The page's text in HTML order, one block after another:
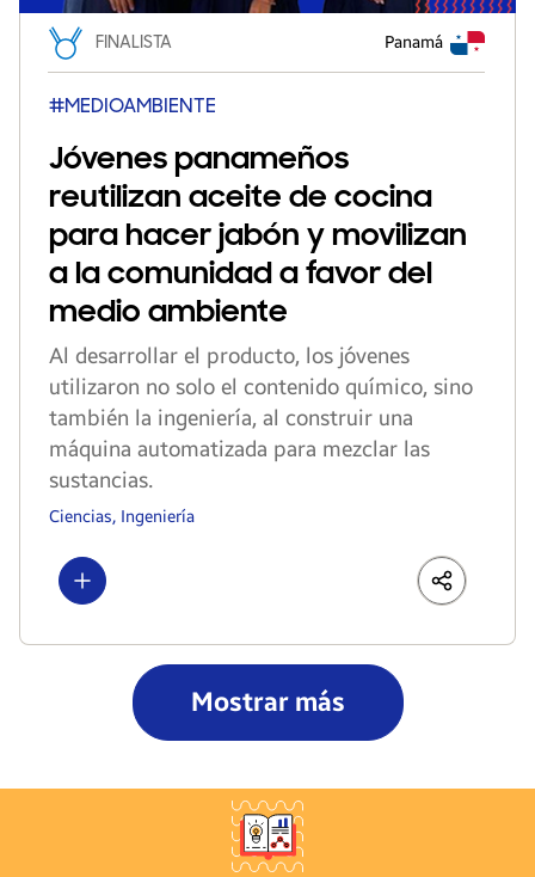
FINALISTA Panamá
#MEDIOAMBIENTE
Jóvenes panameños
reutilizan aceite de cocina
para hacer jabón y movilizan
a la comunidad a favor del
medio ambiente
Al desarrollar el producto, los jóvenes
utilizaron no solo el contenido químico, sino
también la ingeniería, al construir una
máquina automatizada para mezclar las
sustancias.
Ciencias, Ingeniería
Show more LinkedIn
Share
Mostrar más